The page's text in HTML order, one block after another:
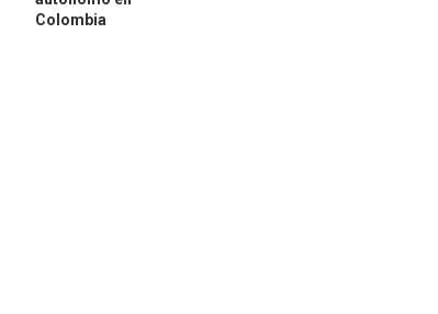
Colombia